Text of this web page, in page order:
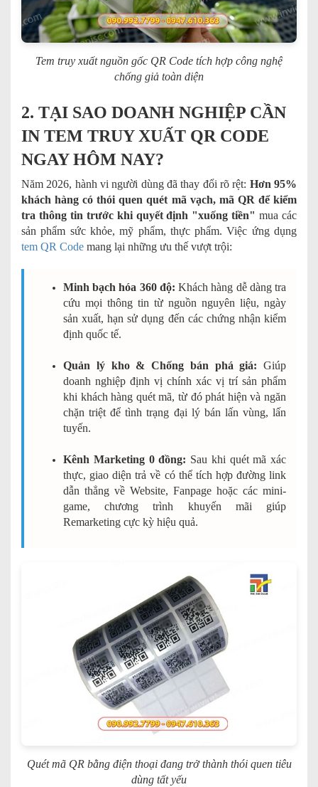
Tem truy xuất nguồn gốc QR Code tích hợp công nghệ
chống giả toàn diện
2. TẠI SAO DOANH NGHIỆP CẦN
IN TEM TRUY XUẤT QR CODE
NGAY HÔM NAY?
Năm 2026, hành vi người dùng đã thay đổi rõ rệt: Hơn 95%
khách hàng có thói quen quét mã vạch, mã QR để kiểm
tra thông tin trước khi quyết định "xuống tiền" mua các
sản phẩm sức khỏe, mỹ phẩm, thực phẩm. Việc ứng dụng
tem QR Code mang lại những ưu thế vượt trội:
Minh bạch hóa 360 độ: Khách hàng dễ dàng tra
cứu mọi thông tin từ nguồn nguyên liệu, ngày
sản xuất, hạn sử dụng đến các chứng nhận kiểm
định quốc tế.
Quản lý kho & Chống bán phá giá: Giúp
doanh nghiệp định vị chính xác vị trí sản phẩm
khi khách hàng quét mã, từ đó phát hiện và ngăn
chặn triệt để tình trạng đại lý bán lấn vùng, lấn
tuyến.
Kênh Marketing 0 đồng: Sau khi quét mã xác
thực, giao diện trả về có thể tích hợp đường link
dẫn thẳng về Website, Fanpage hoặc các mini-
game, chương trình khuyến mãi giúp
Remarketing cực kỳ hiệu quả.
Quét mã QR bằng điện thoại đang trở thành thói quen tiêu
dùng tất yếu